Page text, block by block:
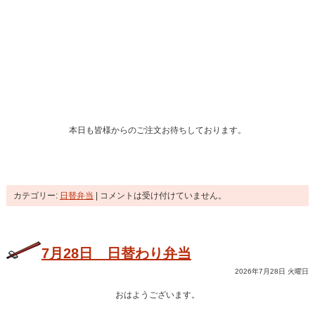
本日も皆様からのご注文お待ちしております。
カテゴリー: 日替弁当 コメントは受け付けていません。
7月28日 日替わり弁当
2026年7月28日 火曜日
おはようございます。